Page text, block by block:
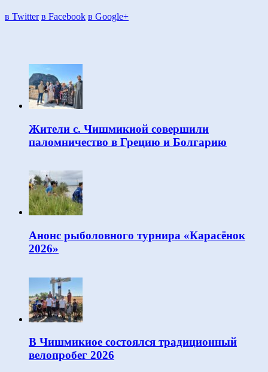
в Twitter в Facebook в Google+
Жители с. Чишмикиой совершили
паломничество в Грецию и Болгарию
Анонс рыболовного турнира «Карасёнок
2026»
В Чишмикиое состоялся традиционный
велопробег 2026